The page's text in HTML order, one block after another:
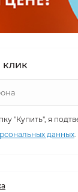
клик
"Купить", я
данных